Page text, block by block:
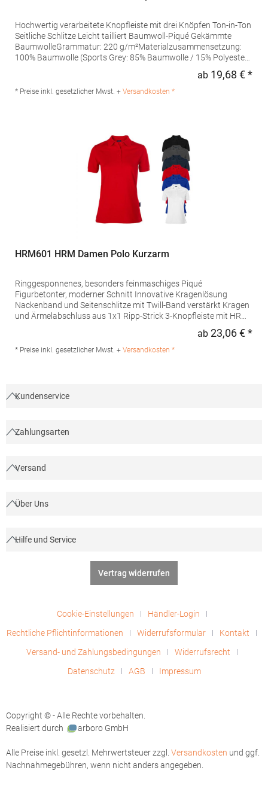
Hochwertig verarbeitete Knopfleiste mit drei Knöpfen Ton-in-Ton
Seitliche Schlitze Leicht tailliert Baumwoll-Piqué Gekämmte
BaumwolleGrammatur: 220 g/m²Materialzusammensetzung:
100% Baumwolle (Sports Grey: 85% Baumwolle / 15% Polyester),
Produktsicherheit: Herst.-Nr.: 4005FHersteller: Promodoro
Fashion GmbH Am Gatherhof 57 40472 Düsseldorf Deutschland
ab 19,68 € *
* Preise inkl. gesetzlicher Mwst. + Versandkosten *
HRM601 HRM Damen Polo Kurzarm
Ringgesponnenes, besonders feinmaschiges Piqué
Figurbetonter, moderner Schnitt Innovative Kragenlösung
Nackenband und Seitenschlitze mit Twill-Band verstärkt Kragen
und Ärmelabschluss aus 1x1 Ripp-Strick 3-Knopfleiste mit HRM-
waschbarTrockner geeignetGrammatur: 180
textil.de
ab 23,06 € *
* Preise inkl. gesetzlicher Mwst. + Versandkosten *
Kundenservice
Zahlungsarten
Versand
Über Uns
Hilfe und Service
Vertrag widerrufen
Cookie-Einstellungen
Händler-Login
Rechtliche Pflichtinformationen
Widerrufsformular
Kontakt
Versand- und Zahlungsbedingungen
Widerrufsrecht
Datenschutz
AGB Impressum
Copyright © - Alle Rechte vorbehalten.
Realisiert durch
arboro GmbH
Alle Preise inkl. gesetzl. Mehrwertsteuer zzgl. Versandkosten und ggf.
Nachnahmegebühren, wenn nicht anders angegeben.